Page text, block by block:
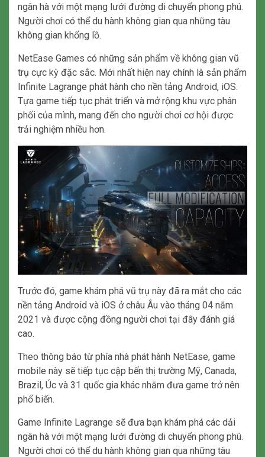
ngân hà với một mạng lưới đường di chuyển phong phú.
Người chơi có thể du hành không gian qua những tàu
không gian khổng lồ.
NetEase Games có những sản phẩm về không gian vũ
trụ cực kỳ đặc sắc. Mới nhất hiện nay chính là sản phẩm
Infinite Lagrange phát hành cho nền tảng Android, iOS.
Tựa game tiếp tục phát triển và mở rộng khu vực phân
phối của mình, mang đến cho người chơi cơ hội được
trải nghiệm nhiều hơn.
Trước đó, game khám phá vũ trụ này đã ra mắt cho các
nền tảng Android và iOS ở châu Âu vào tháng 04 năm
2021 và được cộng đồng người chơi tại đây đánh giá
cao.
Theo thông báo từ phía nhà phát hành NetEase, game
mobile này sẽ tiếp tục cập bến thị trường Mỹ, Canada,
Brazil, Úc và 31 quốc gia khác nhằm đưa game trở nên
phổ biến.
Game Infinite Lagrange sẽ đưa bạn khám phá các dải
ngân hà với một mạng lưới đường di chuyển phong phú.
Người chơi có thể du hành không gian qua những tàu